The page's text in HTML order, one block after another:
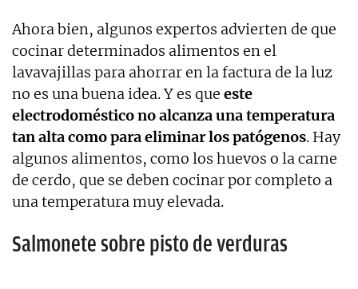
Ahora bien, algunos expertos advierten de que
cocinar determinados alimentos en el
lavavajillas para ahorrar en la factura de la luz
no es una buena idea. Y es que este
electrodoméstico no alcanza una temperatura
tan alta como para eliminar los patógenos. Hay
algunos alimentos, como los huevos o la carne
de cerdo, que se deben cocinar por completo a
una temperatura muy elevada.
Salmonete sobre pisto de verduras